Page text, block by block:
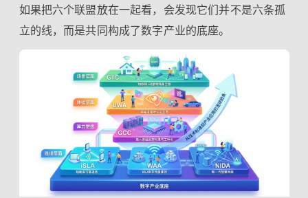
如果把六个联盟放在一起看，会发现它们并不是六条孤
立的线，而是共同构成了数字产业的底座。